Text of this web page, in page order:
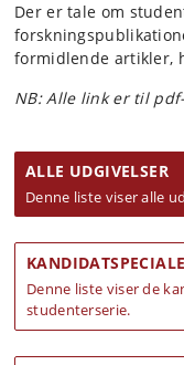
Der er tale om
formidlende artikler,
NB: Alle link er til
ALLE UDGIVELSER
Denne liste viser alle
Denne liste viser de
studenterserie.